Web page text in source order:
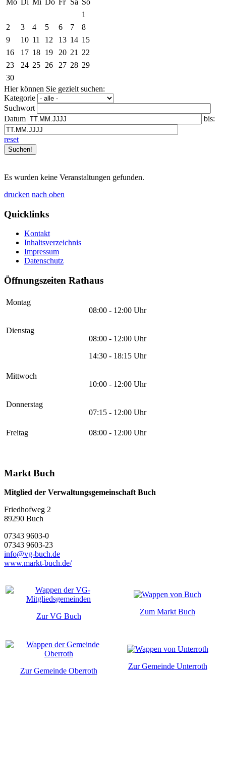
Mo Di Mi Do Fr Sa So
1
2
3 4 5 6 7
8
9
10 11 12 13 14 15
16
17 18 19 20 21
22
23
24 25 26 27 28 29
30
Hier können Sie gezielt suchen:
Kategorie
Suchwort
Datum
bis:
reset
Es wurden keine Veranstaltungen gefunden.
drucken nach oben
Quicklinks
Kontakt
Inhaltsverzeichnis
Impressum
Datenschutz
Öffnungszeiten Rathaus
Montag
08:00 - 12:00 Uhr
Dienstag
08:00 - 12:00 Uhr
14:30 - 18:15 Uhr
Mittwoch
10:00 - 12:00 Uhr
Donnerstag
07:15 - 12:00 Uhr
Freitag 08:00 - 12:00 Uhr
Markt Buch
Mitglied der Verwaltungsgemeinschaft Buch
Friedhofweg 2
89290 Buch
07343 9603-0
07343 9603-23
info@vg-buch.de
www.markt-buch.de/
Zur VG Buch
Zum Markt Buch
Zur Gemeinde Oberroth
Zur Gemeinde Unterroth